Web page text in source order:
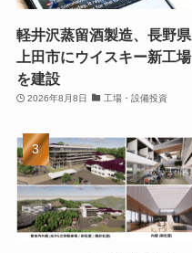
軽井沢蒸留酒製造、長野県
上田市にウイスキー新工場
を建設
2026年8月8日 工場・設備投資